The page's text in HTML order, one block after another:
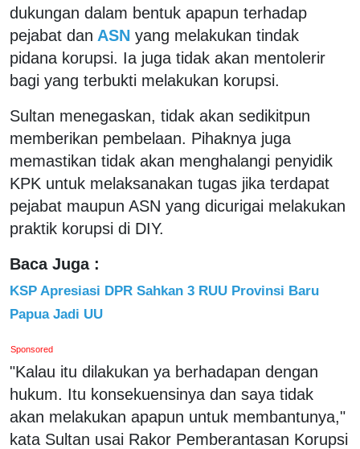
dukungan dalam bentuk apapun terhadap
pejabat dan ASN yang melakukan tindak
pidana korupsi. Ia juga tidak akan mentolerir
bagi yang terbukti melakukan korupsi.
Sultan menegaskan, tidak akan sedikitpun
memberikan pembelaan. Pihaknya juga
memastikan tidak akan menghalangi penyidik
KPK untuk melaksanakan tugas jika terdapat
pejabat maupun ASN yang dicurigai melakukan
praktik korupsi di DIY.
Baca Juga :
KSP Apresiasi DPR Sahkan 3 RUU Provinsi Baru
Papua Jadi UU
Sponsored
"Kalau itu dilakukan ya berhadapan dengan
hukum. Itu konsekuensinya dan saya tidak
akan melakukan apapun untuk membantunya,"
kata Sultan usai Rakor Pemberantasan Korupsi